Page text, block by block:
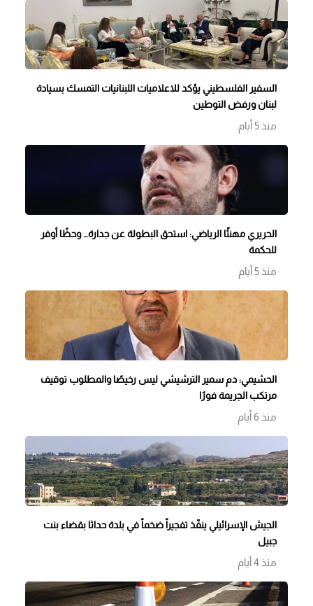
السفير الفلسطيني يؤكد للاعلاميات اللبنانيات التمسك بسيادة
لبنان ورفض التوطين
منذ 5 أيام
الحريري مهنئًا الرياضي: استحق البطولة عن جدارة… وحظًا أوفر
للحكمة
منذ 5 أيام
الحشيمي: دم سمير الترشيشي ليس رخيصًا والمطلوب توقيف
مرتكب الجريمة فورًا
منذ 6 أيام
الجيش الإسرائيلي ينفّذ تفجيراً ضخماً في بلدة حداثا بقضاء بنت
جبيل
منذ 4 أيام